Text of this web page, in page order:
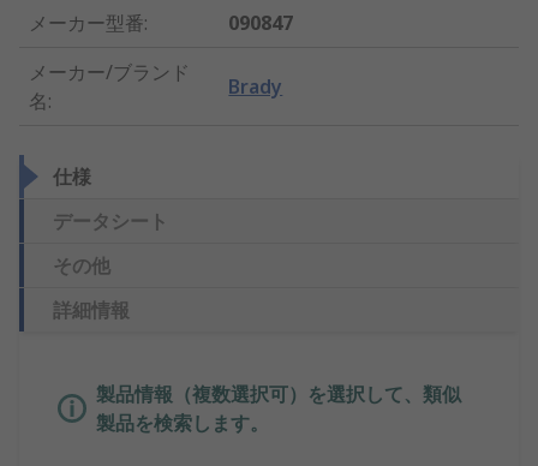
メーカー型番:
090847
メーカー/ブランド
名:
Brady
仕様
データシート
その他
詳細情報
製品情報（複数選択可）を選択して、類似
製品を検索します。